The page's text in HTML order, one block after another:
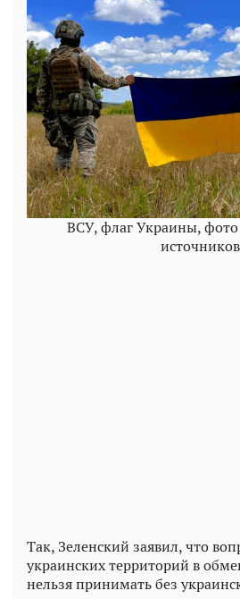
ВСУ, флаг Украины,
источников
Так, Зеленский заявил, что
украинских территорий в
нельзя принимать без